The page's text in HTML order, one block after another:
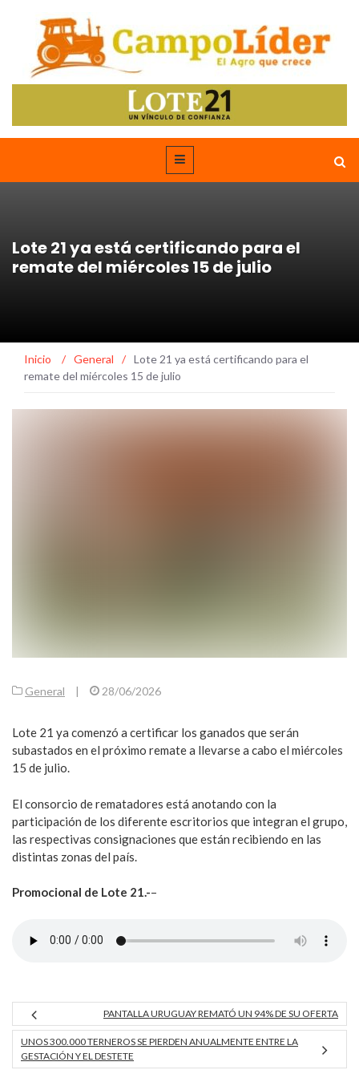
Lote 21 ya está certificando para el
remate del miércoles 15 de julio
Inicio / General / Lote 21 ya está certificando para el
remate del miércoles 15 de julio
General | 28/06/2026
Lote 21 ya comenzó a certificar los ganados que serán
subastados en el próximo remate a llevarse a cabo el miércoles
15 de julio.
El consorcio de rematadores está anotando con la
participación de los diferente escritorios que integran el grupo,
las respectivas consignaciones que están recibiendo en las
distintas zonas del país.
Promocional de Lote 21.-–
PANTALLA URUGUAY REMATÓ UN 94% DE SU OFERTA
UNOS 300.000 TERNEROS SE PIERDEN ANUALMENTE ENTRE LA
GESTACIÓN Y EL DESTETE